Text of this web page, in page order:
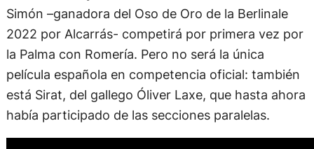
2022 por Alcarrás- competirá por primera vez por
la Palma con Romería. Pero no será la única
película española en competencia oficial: también
está Sirat, del gallego Óliver Laxe, que hasta ahora
había participado de las secciones paralelas.
Fuera de concurso, además de la mencionadaMisión
Lowest, deSpike Lee, remake del policialEl cielo y el infierno